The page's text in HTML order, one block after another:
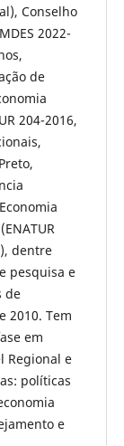
Conselho
2022-
de
204-2016,
dentre
pesquisa e
de
2010. Tem
em
Regional e
políticas
e